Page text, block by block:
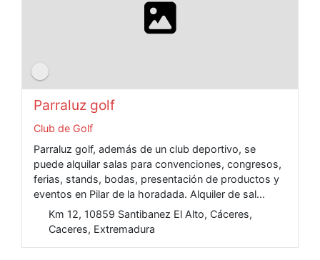
Parraluz golf
Club de Golf
Parraluz golf, además de un club deportivo, se
puede alquilar salas para convenciones, congresos,
ferias, stands, bodas, presentación de productos y
eventos en Pilar de la horadada. Alquiler de sal...
Km 12, 10859 Santibanez El Alto, Cáceres,
Caceres, Extremadura